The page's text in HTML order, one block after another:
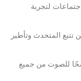
لتجربة
المتحدث وتأطير
واضحًا للصوت من جميع